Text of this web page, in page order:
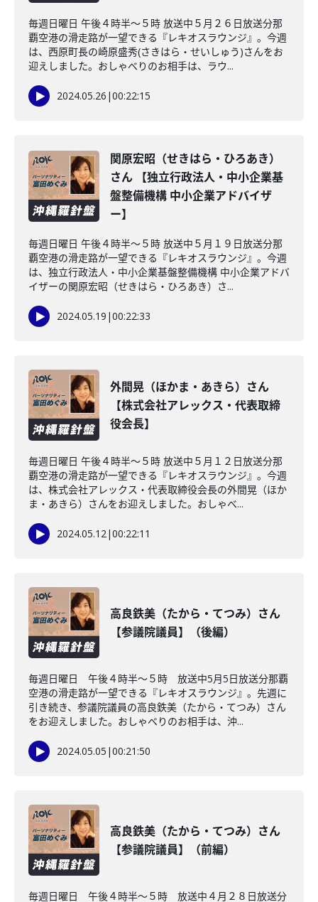
毎週日曜日 午後４時半～５時 放送中５月２６日放送分那
覇空港の滑走路が一望できる『レキオスラウンジ』。今週
は、西原町長の崎原盛秀(さきはら・せいしゅう)さんをお
迎えしました。おしゃべりのお相手は、ラウ...
2024.05.26 |00:22:15
関原宏昭（せきはら・ひろあき）
さん 【独立行政法人・中小企業基
盤整備機構 中小企業アドバイザ
ー】
毎週日曜日 午後４時半～５時 放送中５月１９日放送分那
覇空港の滑走路が一望できる『レキオスラウンジ』。今週
は、独立行政法人・中小企業基盤整備機構 中小企業アドバ
イザーの関原宏昭（せきはら・ひろあき）さ...
2024.05.19 |00:22:33
外間晃（ほかま・あきら）さん
【株式会社アレックス・代表取締
役会長】
毎週日曜日 午後４時半～５時 放送中５月１２日放送分那
覇空港の滑走路が一望できる『レキオスラウンジ』。今週
は、株式会社アレックス・代表取締役会長の外間晃（ほか
ま・あきら）さんをお迎えしました。おしゃべ...
2024.05.12|00:22:11
高良鉄美（たから・てつみ）さん
【参議院議員】（後編）
毎週日曜日 午後４時半～５時 放送中5月5日放送分那覇
空港の滑走路が一望できる『レキオスラウンジ』。先週に
引き続き、参議院議員の高良鉄美（たから・てつみ）さん
をお迎えしました。おしゃべりのお相手は、沖...
2024.05.05 |00:21:50
高良鉄美（たから・てつみ）さん
【参議院議員】（前編）
毎週日曜日 午後４時半～５時 放送中４月２８日放送分